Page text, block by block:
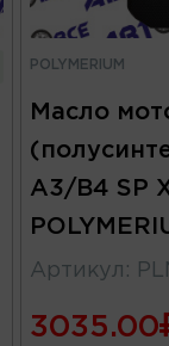
POLYMERIUM
Масло
A3/B4 SP
Артикул :
3035.00